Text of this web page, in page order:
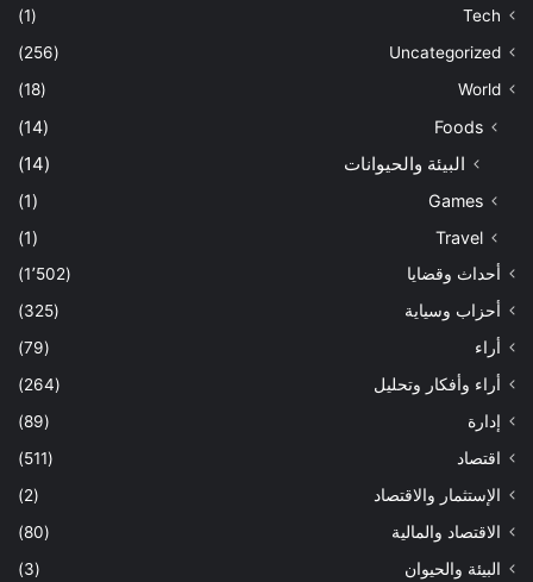
Tech
(1)
Uncategorized
(256)
World
(18)
Foods
(14)
البيئة والحيوانات (14)
Games
(1)
Travel
(1)
أحداث وقضايا
(1٬502)
أحزاب وسياية
(325)
أراء
(79)
أراء وأفكار وتحليل
(264)
إدارة
(89)
اقتصاد
(511)
الإستثمار والاقتصاد
(2)
الاقتصاد والمالية
(80)
البيئة والحيوان
(3)